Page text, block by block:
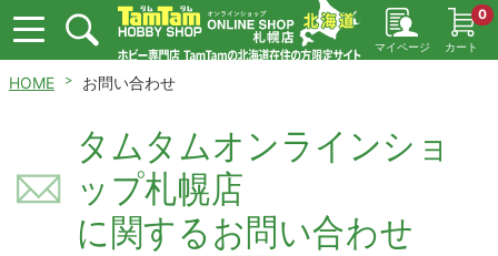
マイページ カート
0
HOME お問い合わせ
タムタムオンラインショ
ップ札幌店
に関するお問い合わせ